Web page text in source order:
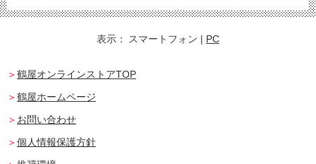
表示： スマートフォン | PC
鶴屋オンラインストアTOP
鶴屋ホームページ
お問い合わせ
個人情報保護方針